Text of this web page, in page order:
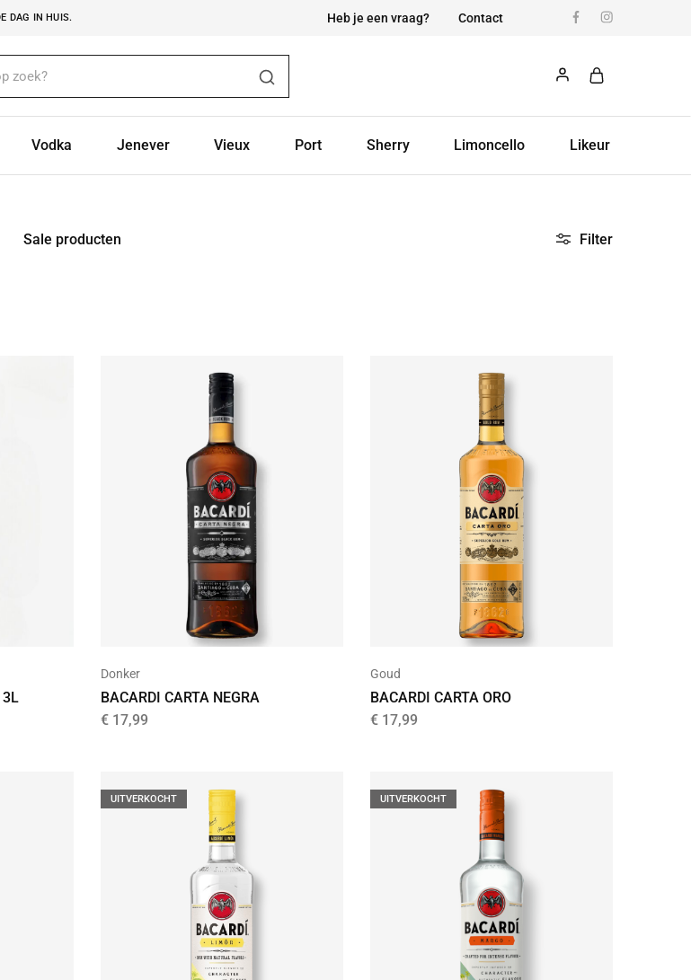
DAG IN HUIS. Heb je een vraag? Contact
Vodka Jenever Vieux Port Sherry Limoncello Likeur
Sale producten Filter
3L
Donker
BACARDI CARTA NEGRA
€ 17,99
Goud
BACARDI CARTA ORO
€ 17,99
UITVERKOCHT UITVERKOCHT